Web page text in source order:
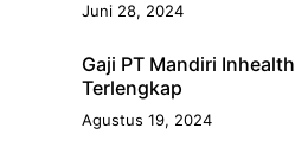
Juni 28, 2024
Gaji PT Mandiri Inhealth
Terlengkap
Agustus 19, 2024